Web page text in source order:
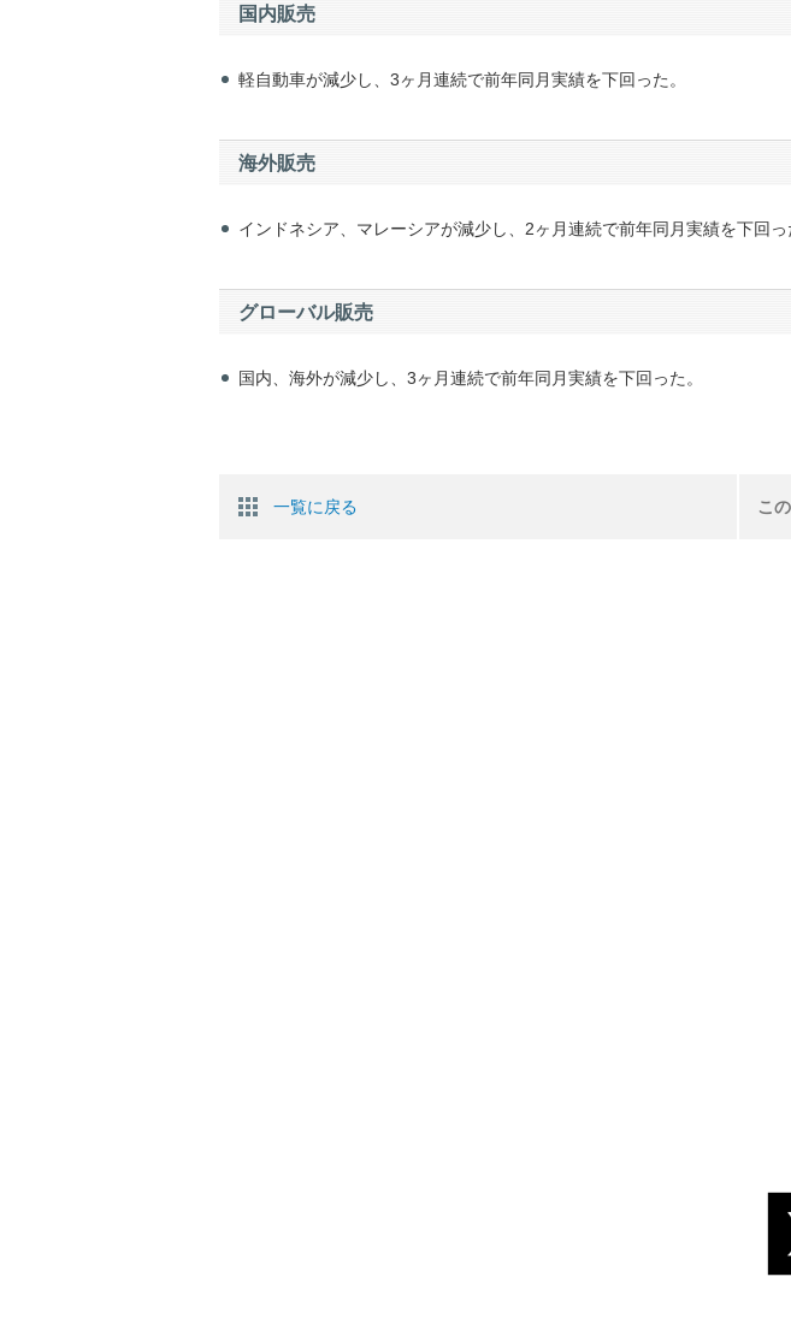
国内販売
軽自動車が減少し、3ヶ月連続で前年同月実績を下回った。
海外販売
インドネシア、マレーシアが減少し、2ヶ月連続で前年同月実績を下回っ
グローバル販売
国内、海外が減少し、3ヶ月連続で前年同月実績を下回った。
一覧に戻る こ